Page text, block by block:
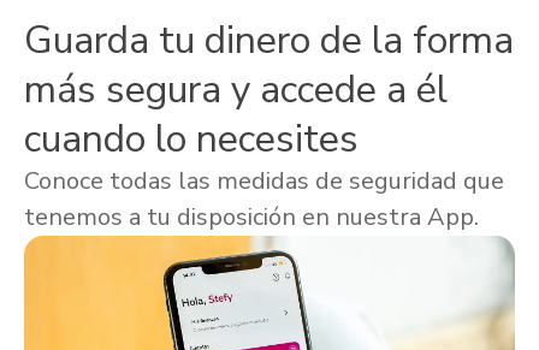
Guarda tu dinero de la forma
más segura y accede a él
cuando lo necesites
Conoce todas las medidas de seguridad que
tenemos a tu disposición en nuestra App.